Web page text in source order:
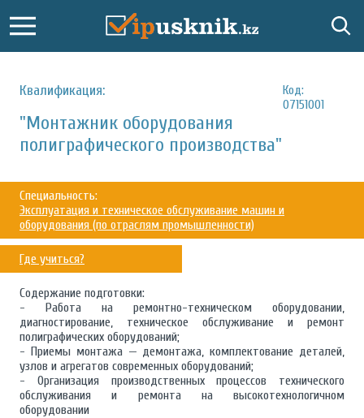
Квалификация:
Код:
07151001
"Монтажник оборудования
полиграфического производства"
Специальность:
Эксплуатация и техническое обслуживание машин и
оборудования (по отраслям промышленности)
Где учиться?
Содержание подготовки:
- Работа на ремонтно-техническом оборудовании,
диагностирование, техническое обслуживание и ремонт
полиграфических оборудований;
- Приемы монтажа — демонтажа, комплектование деталей,
узлов и агрегатов современных оборудований;
- Организация производственных процессов технического
обслуживания и ремонта на высокотехнологичном
оборудовании